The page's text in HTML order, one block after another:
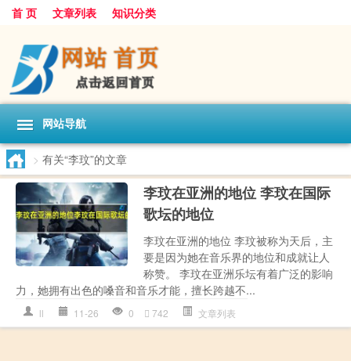
首 页 文章列表 知识分类
网站导航
> 有关“李玟”的文章
李玟在亚洲的地位 李玟在国际
歌坛的地位
李玟在亚洲的地位 李玟被称为天后，主
要是因为她在音乐界的地位和成就让人
称赞。 李玟在亚洲乐坛有着广泛的影响
力，她拥有出色的嗓音和音乐才能，擅长跨越不...
ll 11-26 0 742 文章列表